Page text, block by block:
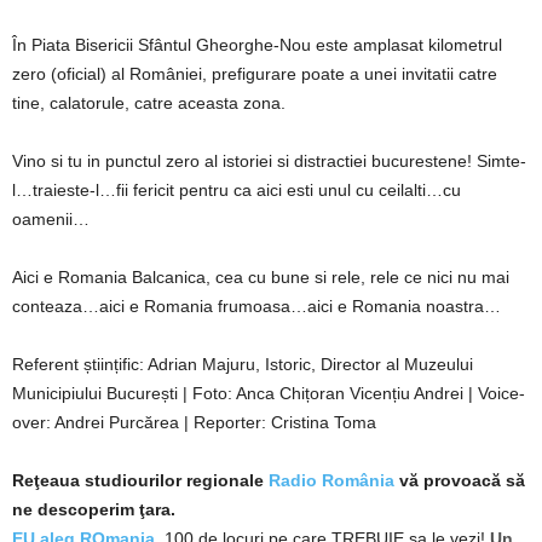
În Piata Bisericii Sfântul Gheorghe-Nou este amplasat kilometrul
zero (oficial) al României, prefigurare poate a unei invitatii catre
tine, calatorule, catre aceasta zona.
Vino si tu in punctul zero al istoriei si distractiei bucurestene! Simte-
l…traieste-l…fii fericit pentru ca aici esti unul cu ceilalti…cu
oamenii…
Aici e Romania Balcanica, cea cu bune si rele, rele ce nici nu mai
conteaza…aici e Romania frumoasa…aici e Romania noastra…
Referent științific: Adrian Majuru, Istoric, Director al Muzeului
Municipiului București | Foto: Anca Chițoran Vicențiu Andrei | Voice-
over: Andrei Purcărea | Reporter: Cristina Toma
Reţeaua studiourilor regionale Radio România vă provoacă să
ne descoperim ţara.